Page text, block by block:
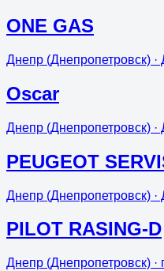
ONE GAS
Днепр (Днепропетровск)
Oscar
Днепр (Днепропетровск)
PEUGEOT
Днепр (Днепропетровск)
PILOT RASING-D
Днепр (Днепропетровск) ·